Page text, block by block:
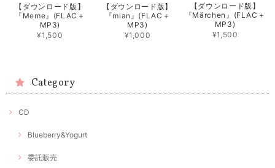
【ダウンロード版】
『Meme』(FLAC＋
MP3)
¥1,500
【ダウンロード版】
『mian』(FLAC＋
MP3)
¥1,000
【ダウンロード版】
『Märchen』(FLAC＋
MP3)
¥1,500
Category
CD
Blueberry&Yogurt
委託販売